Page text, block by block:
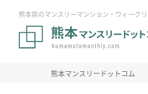
熊本県のマンスリーマンション・ウィーク
熊本マンスリードットコム